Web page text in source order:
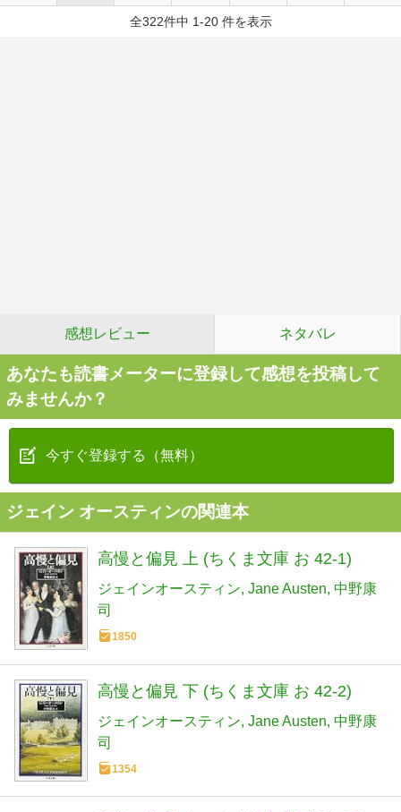
全322件中 1-20 件を表示
感想レビュー ネタバレ
あなたも読書メーターに登録して感想を投稿して
みませんか？
今すぐ登録する（無料）
ジェイン オースティンの関連本
高慢と偏見 上 (ちくま文庫 お 42-1)
ジェインオースティン Jane Austen 中野康
司
1850
高慢と偏見 下 (ちくま文庫 お 42-2)
ジェインオースティン Jane Austen 中野康
司
1354